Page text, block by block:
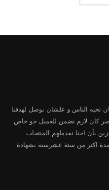
تحبه الناس و علشان نوصل لهدفنا
كان لازم نضمن للعميل جو خاص
بأن احنا نقدملهم المنتجات
اكتر من ستة عشرسنة بشهادة